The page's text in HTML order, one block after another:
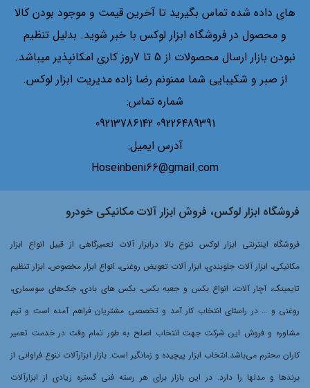
های داده شده تماس بگیرید تا آخرین قیمت و موجود بودن کالا
و محصول در فروشگاه ابزار لوکس با خبر شوید. بدلیل تنظیم
نبودن بازار ارسال محصولات از 5 تا 7روز کاری امکانپذیر میباشد.
از صبر و شکیبایی شما ممنونم رضا زاده مدیریت ابزار لوکس.
شماره تماس:
09226489391 09213786142
آدرس ایمیل:
Hoseinbeni66@gmail.com
فروشگاه ابزار لوکس، فروش ابزار آلات مکانیکی خودرو
فروشگاه اینترنتی ابزار لوکس تنوع بالا درابزار آلات تعمیرگاهی از قبیل انواع ابزار
مکانیکی، ابزار آلات جلوبندی، ابزار آلات تعویض روغنی، انواع ابزار مخصوص، ابزار تنظیم
تایمینگ، آچار آلات، انواع بکس و جعبه بکس، بکس های بادی، جک‌های سوسماری،
روغنی و … در راستای انتخاب کار آمد و تخصصی مشتریان فراهم آمده است و تیم
مشاوره و فروش این شرکت جهت انتخاب اصلح به طور تمام وقت در خدمت تعمیر
کاران محترم می‌باشد.انتخاب ابزار پیچیده و زمانگیر است. بازار ابزارآلات تنوع فراوانی از
برندها و مدلها را دارد. در این بازار برای هر رسته فنی گستره زیادی از ابزارآلات